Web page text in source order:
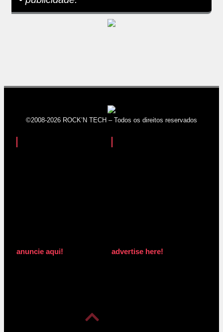
©2008-2026 ROCK’N TECH – Todos os direitos reservados
anuncie aqui! advertise here!